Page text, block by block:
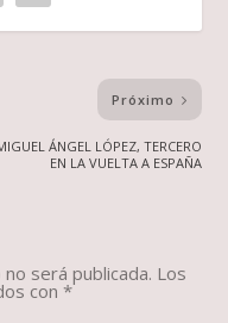
Próximo
ÁNGEL LÓPEZ, TERCERO
EN LA VUELTA A ESPAÑA
será publicada. Los
con*